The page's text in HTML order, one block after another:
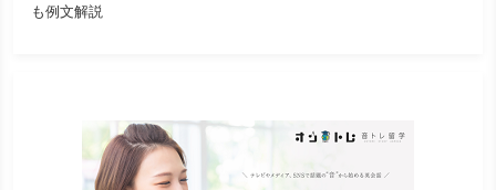
も例文解説